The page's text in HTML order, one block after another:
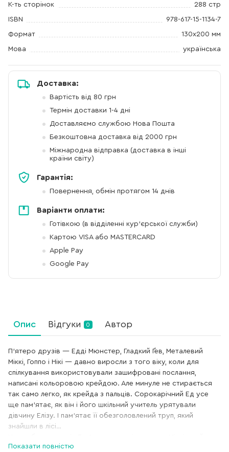
К-ть сторінок 288 стр
ISBN 978-617-15-1134-7
Формат 130x200 мм
Мова українська
Доставка:
Вартість від 80 грн
Термін доставки 1-4 дні
Доставляємо службою Нова Пошта
Безкоштовна доставка від 2000 грн
Міжнародна відправка (доставка в інші
країни світу)
Гарантія:
Повернення, обмін протягом 14 днів
Варіанти оплати:
Готівкою (в відділенні кур'єрської служби)
Картою VISA або MASTERCARD
Apple Pay
Google Pay
Опис Відгуки 0 Автор
П’ятеро друзів — Едді Мюнстер, Гладкий Ґев, Металевий
Міккі, Гоппо і Нікі — давно виросли з того віку, коли для
спілкування використовували зашифровані послання,
написані кольоровою крейдою. Але минуле не стирається
так само легко, як крейда з пальців. Сорокарічний Ед усе
ще пам’ятає, як він і його шкільний учитель урятували
дівчину Елізу. І пам’ятає її обезголовлений труп, який
знайшли в лісі…
заявляє, що знайшов убивцю Елізи. Наступного дня його
Показати повністю